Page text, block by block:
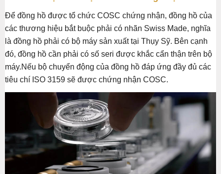
Để đồng hồ được tổ chức COSC chứng nhận, đồng hồ của
các thương hiệu bắt buộc phải có nhãn Swiss Made, nghĩa
là đồng hồ phải có bộ máy sản xuất tại Thụy Sỹ. Bên cạnh
đó, đồng hồ cần phải có số seri được khắc cẩn thận trên bộ
máy.Nếu bộ chuyển động của đồng hồ đáp ứng đầy đủ các
tiêu chí ISO 3159 sẽ được chứng nhận COSC.